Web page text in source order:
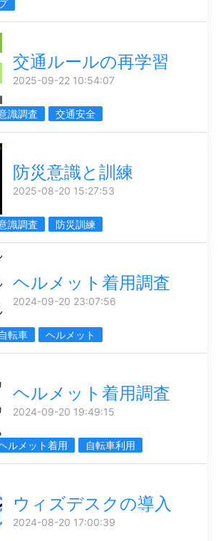
交通ルールの再学習
2025-09-22 10:54:07
識調査 交通安全
防災意識と訓練
2025-08-20 15:27:53
識調査 防災訓練
ヘルメット着用調査
2024-09-20 23:07:56
自転車 ヘルメット
ヘルメット着用調査
2024-09-20 19:49:15
ルメット着用 自転車利用
ウィズデスクの導入
2024-08-20 17:00:39